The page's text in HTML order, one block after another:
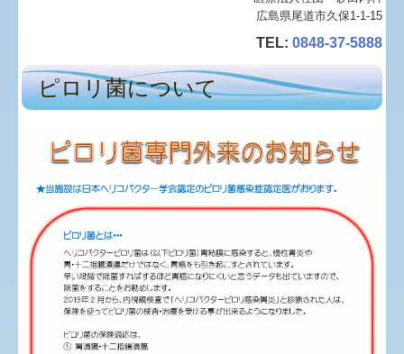
施設案内
検査内容
専門外来
胃カメラ・大腸カメラ
広島県尾道市久保1-1-15
TEL: 0848-37-5888
ピロリ菌について